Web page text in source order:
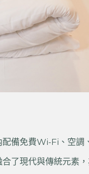
備免費Wi-Fi、空調
了現代與傳統元素